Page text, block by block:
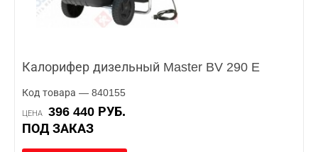
Калорифер дизельный Master BV 290 E
Код товара — 840155
ЦЕНА
396 440 РУБ.
ПОД ЗАКАЗ